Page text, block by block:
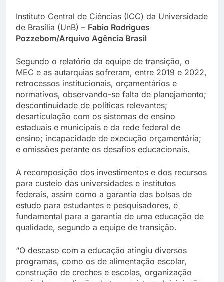
Instituto Central de Ciências (ICC) da Universidade
de Brasília (UnB) – Fabio Rodrigues
Pozzebom/Arquivo Agência Brasil
Segundo o relatório da equipe de transição, o
MEC e as autarquias sofreram, entre 2019 e 2022,
retrocessos institucionais, orçamentários e
normativos, observando-se falta de planejamento;
descontinuidade de políticas relevantes;
desarticulação com os sistemas de ensino
estaduais e municipais e da rede federal de
ensino; incapacidade de execução orçamentária;
e omissões perante os desafios educacionais.
A recomposição dos investimentos e dos recursos
para custeio das universidades e institutos
federais, assim como a garantia das bolsas de
estudo para estudantes e pesquisadores, é
fundamental para a garantia de uma educação de
qualidade, segundo a equipe de transição.
“O descaso com a educação atingiu diversos
programas, como os de alimentação escolar,
construção de creches e escolas, organização